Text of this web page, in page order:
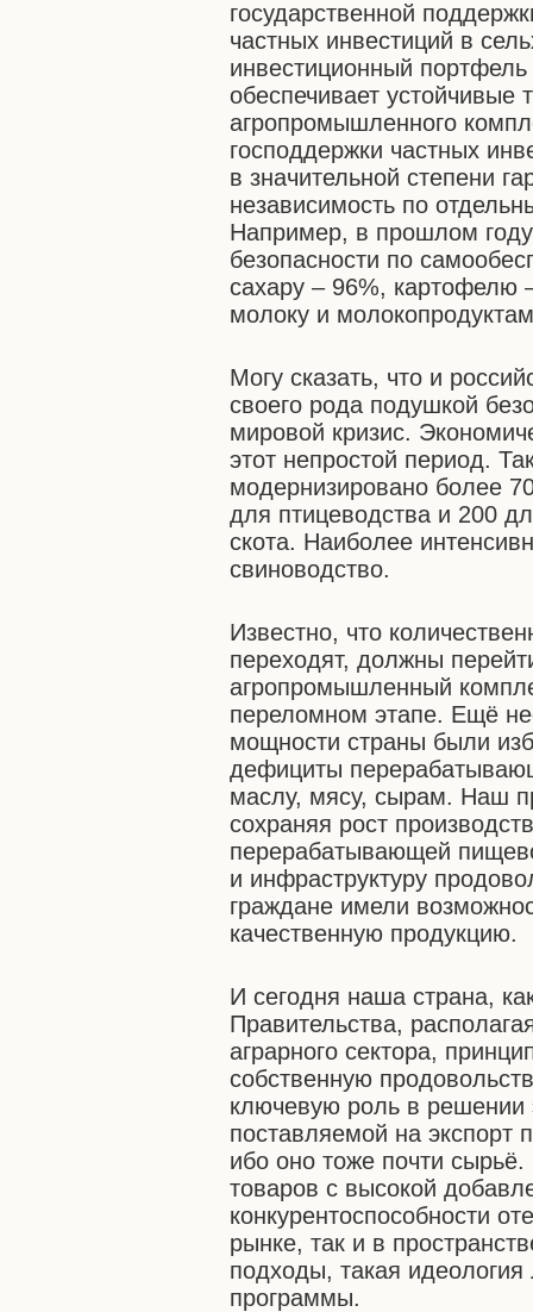
государственной
частных инвестиций в
инвестиционный
обеспечивает
агропромышленного
господдержки частных
в значительной степени
независимость по
Например, в прошлом году
безопасности по
сахару – 96%, картофелю
молоку и
Могу сказать, что и
своего рода подушкой
мировой кризис.
этот непростой период.
модернизировано более
для птицеводства и 200
скота. Наиболее
свиноводство.
Известно, что
переходят, должны
агропромышленный
переломном этапе. Ещё
мощности страны были
дефициты
маслу, мясу, сырам. Наш
сохраняя рост
перерабатывающей
и инфраструктуру
граждане имели
качественную продукцию.
И сегодня наша страна,
Правительства,
аграрного сектора,
собственную
ключевую роль в
поставляемой на экспорт
ибо оно тоже почти
товаров с высокой
конкурентоспособности
рынке, так и в
подходы, такая идеология
программы.